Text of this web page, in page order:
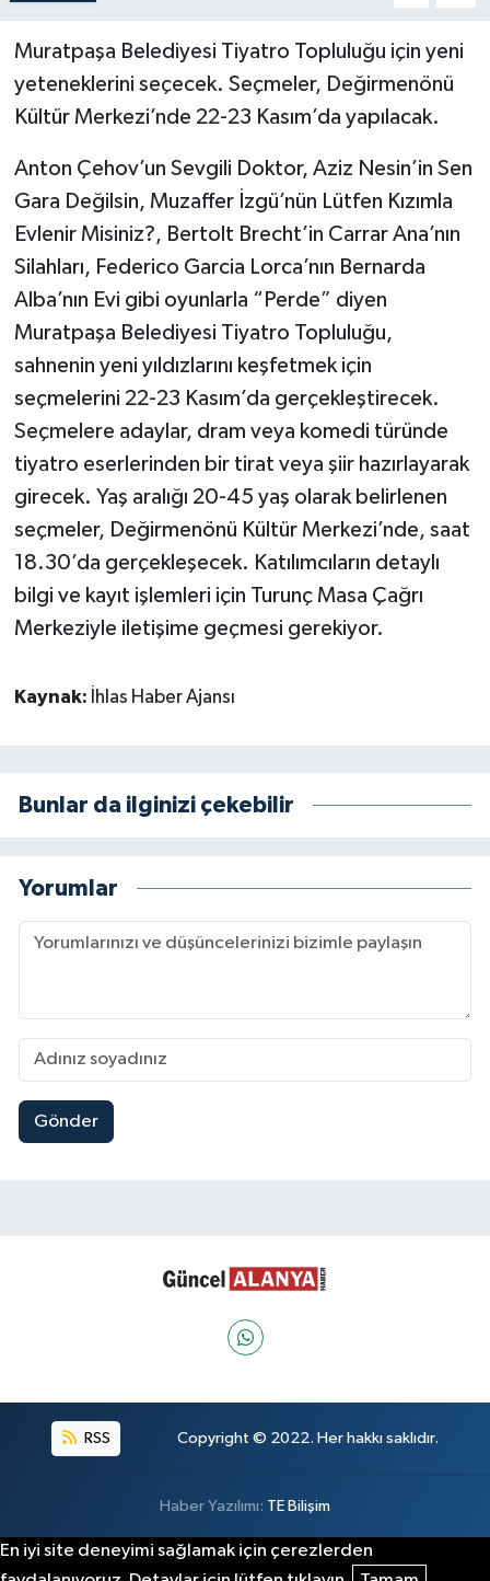
Muratpaşa Belediyesi Tiyatro Topluluğu için yeni
yeteneklerini seçecek. Seçmeler, Değirmenönü
Kültür Merkezi’nde 22-23 Kasım’da yapılacak.
Anton Çehov’un Sevgili Doktor, Aziz Nesin’in Sen
Gara Değilsin, Muzaffer İzgü’nün Lütfen Kızımla
Evlenir Misiniz?, Bertolt Brecht’in Carrar Ana’nın
Silahları, Federico Garcia Lorca’nın Bernarda
Alba’nın Evi gibi oyunlarla “Perde” diyen
Muratpaşa Belediyesi Tiyatro Topluluğu,
sahnenin yeni yıldızlarını keşfetmek için
seçmelerini 22-23 Kasım’da gerçekleştirecek.
Seçmelere adaylar, dram veya komedi türünde
tiyatro eserlerinden bir tirat veya şiir hazırlayarak
girecek. Yaş aralığı 20-45 yaş olarak belirlenen
seçmeler, Değirmenönü Kültür Merkezi’nde, saat
18.30’da gerçekleşecek. Katılımcıların detaylı
bilgi ve kayıt işlemleri için Turunç Masa Çağrı
Merkeziyle iletişime geçmesi gerekiyor.
Kaynak: İhlas Haber Ajansı
Bunlar da ilginizi çekebilir
Yorumlar
Gönder
RSS Copyright © 2022. Her hakkı saklıdır.
Haber Yazılımı: TE Bilişim
En iyi site deneyimi sağlamak için çerezlerden